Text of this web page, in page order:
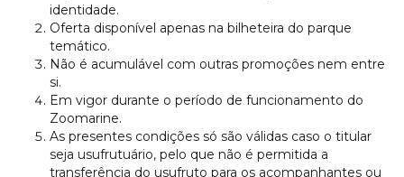
identidade.
Oferta disponível apenas na bilheteira do parque
temático.
Não é acumulável com outras promoções nem entre
si.
Em vigor durante o período de funcionamento do
Zoomarine.
As presentes condições só são válidas caso o titular
seja usufrutuário, pelo que não é permitida a
transferência do usufruto para os acompanhantes ou